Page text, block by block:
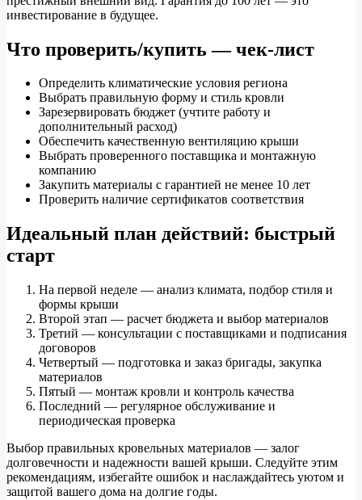
инвестирование в будущее.
Что проверить/купить — чек-лист
Определить климатические условия региона
Выбрать правильную форму и стиль кровли
Зарезервировать бюджет (учтите работу и
дополнительный расход)
Обеспечить качественную вентиляцию крыши
Выбрать проверенного поставщика и монтажную
компанию
Закупить материалы с гарантией не менее 10 лет
Проверить наличие сертификатов соответствия
Идеальный план действий: быстрый
старт
На первой неделе — анализ климата, подбор стиля и
формы крыши
Второй этап — расчет бюджета и выбор материалов
Третий — консультации с поставщиками и подписания
договоров
Четвертый — подготовка и заказ бригады, закупка
материалов
Пятый — монтаж кровли и контроль качества
Последний — регулярное обслуживание и
периодическая проверка
Выбор правильных кровельных материалов — залог
долговечности и надежности вашей крыши. Следуйте этим
рекомендациям, избегайте ошибок и наслаждайтесь уютом и
защитой вашего дома на долгие годы.